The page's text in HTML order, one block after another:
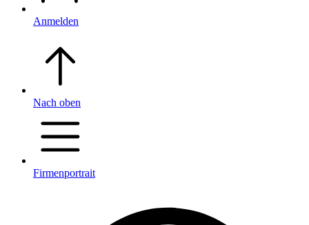
Anmelden
Nach oben
Firmenportrait